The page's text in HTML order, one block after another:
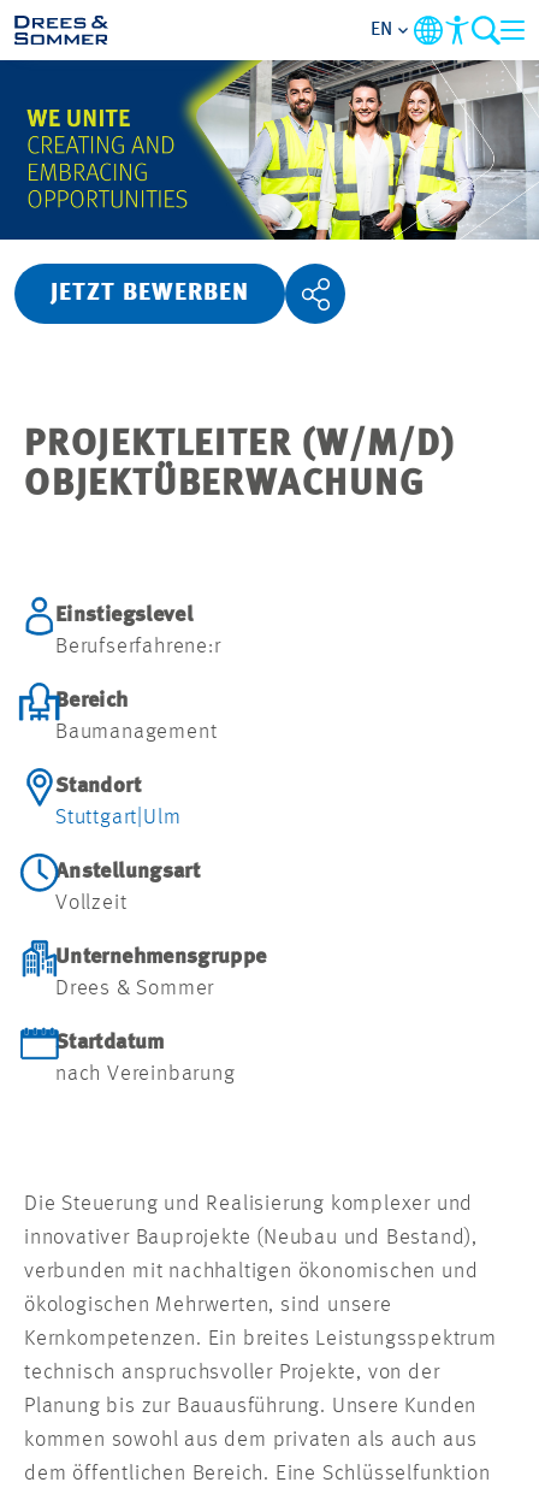
OVERVIEW
ABOUT US
AREAS OF ACTIVITY
ALL ABOUT APPLYING
EN
JETZT BEWERBEN
PROJEKTLEITER (W/M/D)
OBJEKTÜBERWACHUNG
Einstiegslevel
Berufserfahrene:r
Bereich
Baumanagement
Standort
Stuttgart Ulm
Anstellungsart
Vollzeit
Unternehmensgruppe
Drees & Sommer
Startdatum
nach Vereinbarung
Die Steuerung und Realisierung komplexer und
innovativer Bauprojekte (Neubau und Bestand),
verbunden mit nachhaltigen ökonomischen und
ökologischen Mehrwerten, sind unsere
Kernkompetenzen. Ein breites Leistungsspektrum
technisch anspruchsvoller Projekte, von der
Planung bis zur Bauausführung. Unsere Kunden
kommen sowohl aus dem privaten als auch aus
dem öffentlichen Bereich. Eine Schlüsselfunktion